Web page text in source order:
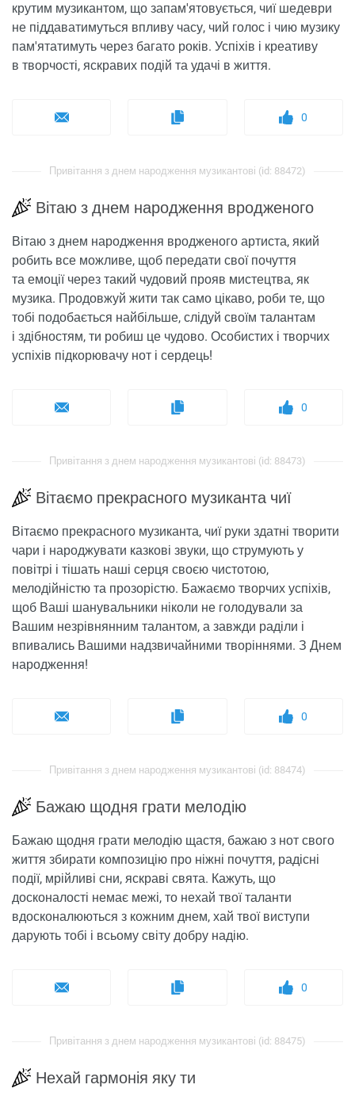
крутим музикантом, що запам'ятовується, чиї шедеври
не піддаватимуться впливу часу, чий голос і чию музику
пам'ятатимуть через багато років. Успіхів і креативу
в творчості, яскравих подій та удачі в життя.
0
Привітання з днем ​​народження музикантові (id: 88472)
Вітаю з днем народження вродженого
Вітаю з днем народження вродженого артиста, який
робить все можливе, щоб передати свої почуття
та емоції через такий чудовий прояв мистецтва, як
музика. Продовжуй жити так само цікаво, роби те, що
тобі подобається найбільше, слідуй своїм талантам
і здібностям, ти робиш це чудово. Особистих і творчих
успіхів підкорювачу нот і сердець!
0
Привітання з днем ​​народження музикантові (id: 88473)
Вітаємо прекрасного музиканта чиї
Вітаємо прекрасного музиканта, чиї руки здатні творити
чари і народжувати казкові звуки, що струмують у
повітрі і тішать наші серця своєю чистотою,
мелодійністю та прозорістю. Бажаємо творчих успіхів,
щоб Ваші шанувальники ніколи не голодували за
Вашим незрівнянним талантом, а завжди раділи і
впивались Вашими надзвичайними творіннями. З Днем
народження!
0
Привітання з днем ​​народження музикантові (id: 88474)
Бажаю щодня грати мелодію
Бажаю щодня грати мелодію щастя, бажаю з нот свого
життя збирати композицію про ніжні почуття, радісні
події, мрійливі сни, яскраві свята. Кажуть, що
досконалості немає межі, то нехай твої таланти
вдосконалюються з кожним днем, хай твої виступи
дарують тобі і всьому світу добру надію.
0
Привітання з днем ​​народження музикантові (id: 88475)
Нехай гармонія яку ти